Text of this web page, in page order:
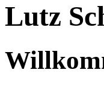
Lutz